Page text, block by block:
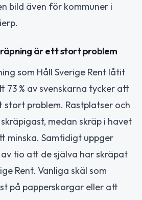
bild även för kommuner i
är ett stort problem
som Håll Sverige Rent låtit
73 % av svenskarna tycker att
stort problem. Rastplatser och
medan skräp i havet
minska. Samtidigt uppger
tio att de själva har skräpat
Rent. Vanliga skäl som
på papperskorgar eller att